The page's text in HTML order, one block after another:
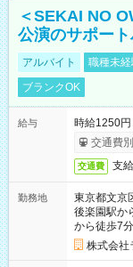
＜SEKAI NO
公演のサポート
アルバイト 職種未
ブランクOK
給与
時給1250円
交通費
交通費 支
勤務地
東京都文京
後楽園駅か
から徒歩7分
株式会社